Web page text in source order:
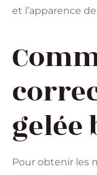
et l’apparence
gelée
Pour obtenir les